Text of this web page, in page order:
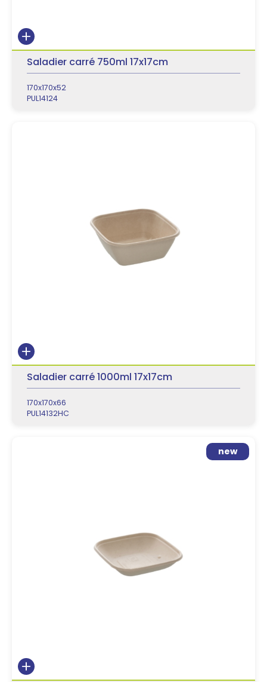
Saladier carré 750ml 17x17cm
170x170x52
PUL14124
Saladier carré 1000ml 17x17cm
170x170x66
PUL14132HC
new